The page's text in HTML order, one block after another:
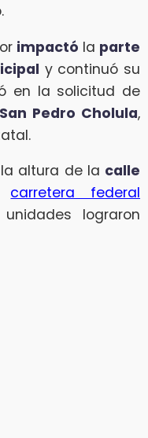
impactó la parte
y continuó su
en la solicitud de
San Pedro Cholula,
altura de la calle
carretera federal
lograron